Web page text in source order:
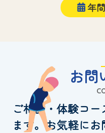
年
お問
ご相談・体験コ
ます。お気軽にお